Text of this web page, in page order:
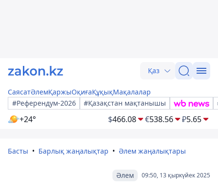
Қаз
СаясатӘлемҚаржыОқиғаҚұқықМақалалар
#Референдум-2026
#Қазақстан мақтанышы
+24° $466.08 €538.56 ₽5.65
Басты Барлық жаңалықтар Әлем жаңалықтары
09:50, 13 қыркүйек 2025
Әлем